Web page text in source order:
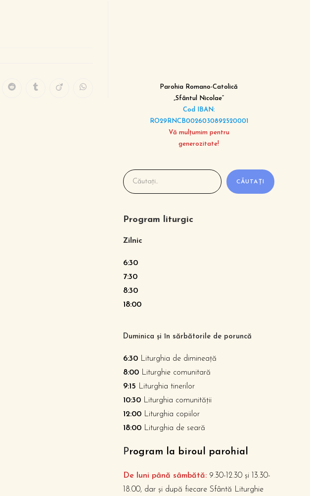
Parohia Romano-Catolică
„Sfântul Nicolae”
Cod IBAN:
RO29RNCB0026030892520001
Vă mulțumim pentru
generozitate!
CĂUTAȚI
Program liturgic
Zilnic
6:30
7:30
8:30
18:00
Duminica și în sărbătorile de poruncă
6:30 Liturghia de dimineață
8:00 Liturghie comunitară
9:15 Liturghia tinerilor
10:30 Liturghia comunității
12:00 Liturghia copiilor
18:00 Liturghia de seară
Program la biroul parohial
De luni până sâmbătă: 9.30-12.30 și 13.30-
18.00, dar și după fiecare Sfântă Liturghie